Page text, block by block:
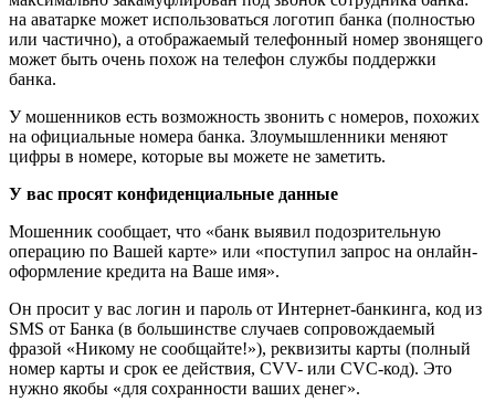
на аватарке может использоваться логотип банка (полностью
или частично), а отображаемый телефонный номер звонящего
может быть очень похож на телефон службы поддержки
банка.
У мошенников есть возможность звонить с номеров, похожих
на официальные номера банка. Злоумышленники меняют
цифры в номере, которые вы можете не заметить.
У вас просят конфиденциальные данные
Мошенник сообщает, что «банк выявил подозрительную
операцию по Вашей карте» или «поступил запрос на онлайн-
оформление кредита на Ваше имя».
Он просит у вас логин и пароль от Интернет-банкинга, код из
SMS от Банка (в большинстве случаев сопровождаемый
фразой «Никому не сообщайте!»), реквизиты карты (полный
номер карты и срок ее действия, CVV- или CVС-код). Это
нужно якобы «для сохранности ваших денег».